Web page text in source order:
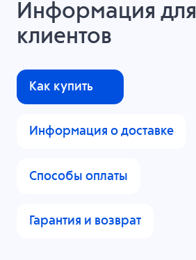
Информация для
клиентов
Как купить
Информация о доставке
Способы оплаты
Гарантия и возврат